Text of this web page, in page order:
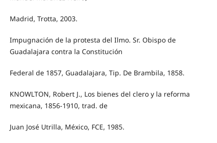
Madrid, Trotta, 2003.
Impugnación de la protesta del Ilmo. Sr. Obispo de
Guadalajara contra la Constitución
Federal de 1857, Guadalajara, Tip. De Brambila, 1858.
KNOWLTON, Robert J., Los bienes del clero y la reforma
mexicana, 1856-1910, trad. de
Juan José Utrilla, México, FCE, 1985.